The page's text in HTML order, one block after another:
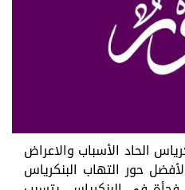
الحاد الأسباب والاعراض
حور التهاب البنكرياس